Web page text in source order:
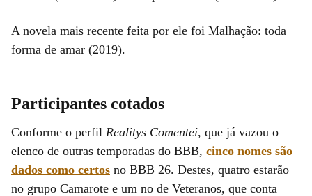
A novela mais recente feita por ele foi Malhação: toda
forma de amar (2019).
Participantes cotados
Conforme o perfil Realitys Comentei, que já vazou o
elenco de outras temporadas do BBB, cinco nomes são
dados como certos no BBB 26. Destes, quatro estarão
no grupo Camarote e um no de Veteranos, que conta